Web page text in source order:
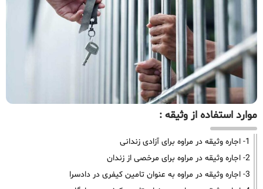
موارد استفاده از وثیقه :
1- اجاره وثیقه در مراوه برای آزادی زندانی
2- اجاره وثیقه در مراوه برای مرخصی از زندان
3- اجاره وثیقه در مراوه به عنوان تامین کیفری در دادسرا